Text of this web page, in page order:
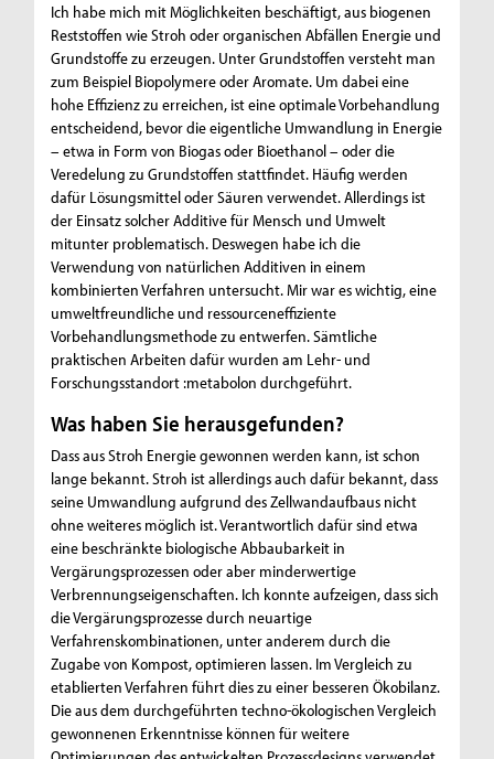
Ich habe mich mit Möglichkeiten beschäftigt, aus biogenen
Reststoffen wie Stroh oder organischen Abfällen Energie und
Grundstoffe zu erzeugen. Unter Grundstoffen versteht man
zum Beispiel Biopolymere oder Aromate. Um dabei eine
hohe Effizienz zu erreichen, ist eine optimale Vorbehandlung
entscheidend, bevor die eigentliche Umwandlung in Energie
– etwa in Form von Biogas oder Bioethanol – oder die
Veredelung zu Grundstoffen stattfindet. Häufig werden
dafür Lösungsmittel oder Säuren verwendet. Allerdings ist
der Einsatz solcher Additive für Mensch und Umwelt
mitunter problematisch. Deswegen habe ich die
Verwendung von natürlichen Additiven in einem
kombinierten Verfahren untersucht. Mir war es wichtig, eine
umweltfreundliche und ressourceneffiziente
Vorbehandlungsmethode zu entwerfen. Sämtliche
praktischen Arbeiten dafür wurden am Lehr- und
Forschungsstandort :metabolon durchgeführt.
Was haben Sie herausgefunden?
Dass aus Stroh Energie gewonnen werden kann, ist schon
lange bekannt. Stroh ist allerdings auch dafür bekannt, dass
seine Umwandlung aufgrund des Zellwandaufbaus nicht
ohne weiteres möglich ist. Verantwortlich dafür sind etwa
eine beschränkte biologische Abbaubarkeit in
Vergärungsprozessen oder aber minderwertige
Verbrennungseigenschaften. Ich konnte aufzeigen, dass sich
die Vergärungsprozesse durch neuartige
Verfahrenskombinationen, unter anderem durch die
Zugabe von Kompost, optimieren lassen. Im Vergleich zu
etablierten Verfahren führt dies zu einer besseren Ökobilanz.
Die aus dem durchgeführten techno-ökologischen Vergleich
gewonnenen Erkenntnisse können für weitere